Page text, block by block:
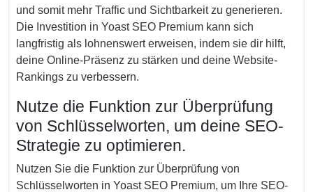
und somit mehr Traffic und Sichtbarkeit zu generieren.
Die Investition in Yoast SEO Premium kann sich
langfristig als lohnenswert erweisen, indem sie dir hilft,
deine Online-Präsenz zu stärken und deine Website-
Rankings zu verbessern.
Nutze die Funktion zur Überprüfung
von Schlüsselworten, um deine SEO-
Strategie zu optimieren.
Nutzen Sie die Funktion zur Überprüfung von
Schlüsselworten in Yoast SEO Premium, um Ihre SEO-